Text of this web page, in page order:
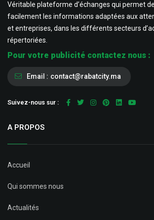
Véritable plateforme d’échanges qui permet
facilement les informations adaptées aux
et entreprises, dans les différents secteurs
répertoriées.
Pour votre publicité contactez nous :
Email : contact@rabatcity.ma
Suivez-nous sur :
A PROPOS
Accueil
Qui sommes nous
Actualités